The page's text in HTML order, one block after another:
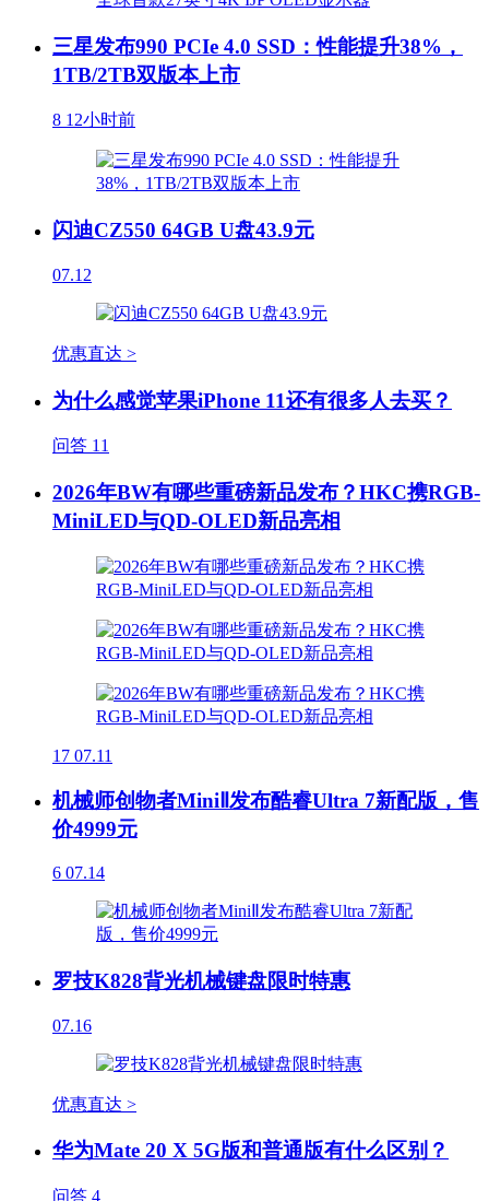
三星发布990 PCIe 4.0 SSD：性能提升38%，
1TB/2TB双版本上市
8 12小时前
闪迪CZ550 64GB U盘43.9元
07.12
优惠直达 >
为什么感觉苹果iPhone 11还有很多人去买？
问答 11
2026年BW有哪些重磅新品发布？HKC携RGB-
MiniLED与QD-OLED新品亮相
17 07.11
机械师创物者MiniⅡ发布酷睿Ultra 7新配版，售
价4999元
6 07.14
罗技K828背光机械键盘限时特惠
07.16
优惠直达 >
华为Mate 20 X 5G版和普通版有什么区别？
问答 4